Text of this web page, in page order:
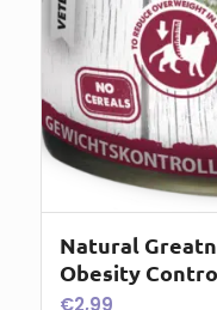
Natural
Obesity
€2,99